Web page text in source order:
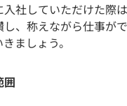
社していただけた際
、称えながら仕事が
ましょう。
囲